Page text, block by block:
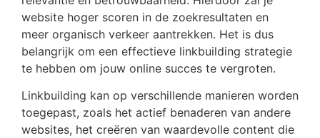
website hoger scoren in de zoekresultaten en
meer organisch verkeer aantrekken. Het is dus
belangrijk om een effectieve linkbuilding strategie
te hebben om jouw online succes te vergroten.
Linkbuilding kan op verschillende manieren worden
toegepast, zoals het actief benaderen van andere
websites, het creëren van waardevolle content die